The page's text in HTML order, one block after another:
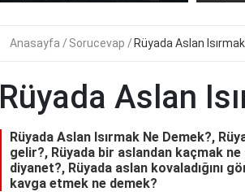
Anasayfa Sorucevap Rüyada Aslan
Rüyada Aslan
Rüyada Aslan Isırmak Ne Demek?,
gelir?, Rüyada bir aslandan kaçmak
diyanet?, Rüyada aslan kovaladığını
kavga etmek ne demek?